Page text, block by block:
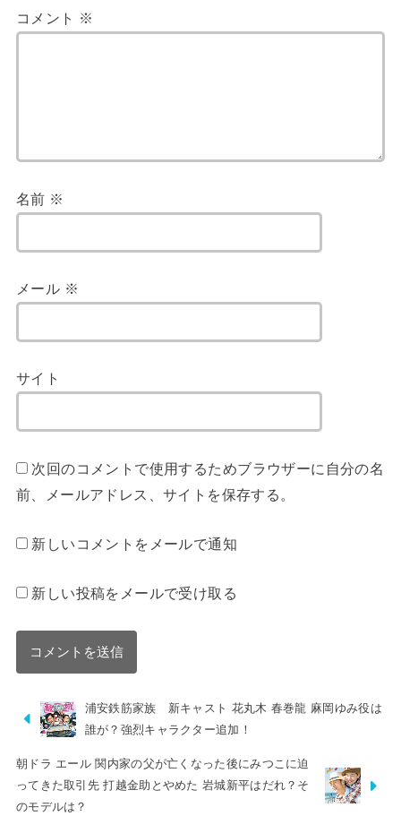
コメント ※
名前 ※
メール ※
サイト
次回のコメントで使用するためブラウザーに自分の名
前、メールアドレス、サイトを保存する。
新しいコメントをメールで通知
新しい投稿をメールで受け取る
浦安鉄筋家族 新キャスト 花丸木 春巻龍 麻岡ゆみ役は
誰が？強烈キャラクター追加！
朝ドラ エール 関内家の父が亡くなった後にみつこに迫
ってきた取引先 打越金助とやめた 岩城新平はだれ？そ
のモデルは？